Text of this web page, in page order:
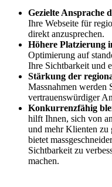
Gezielte Ansprache
Ihre Webseite für
direkt anzusprechen.
Höhere Platzierung
Optimierung auf
Ihre Sichtbarkeit und
Stärkung der
Massnahmen werden
vertrauenswürdiger
Konkurrenzfähig
hilft Ihnen, sich von
und mehr Klienten zu
bietet
Sichtbarkeit zu
machen.